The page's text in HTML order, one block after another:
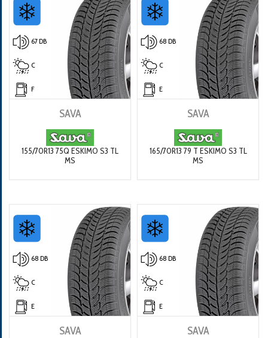
67 DB
C
F
SAVA
155/70R13 75Q ESKIMO S3 TL
MS
68 DB
C
E
SAVA
165/70R13 79 T ESKIMO S3 TL
MS
68 DB
C
E
SAVA
68 DB
C
E
SAVA